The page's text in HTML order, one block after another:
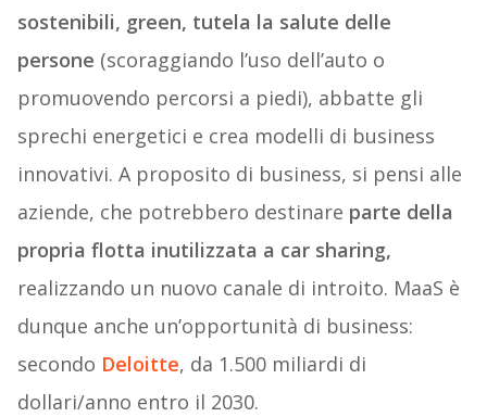
sostenibili, green, tutela la salute delle
persone (scoraggiando l’uso dell’auto o
promuovendo percorsi a piedi), abbatte gli
sprechi energetici e crea modelli di business
innovativi. A proposito di business, si pensi alle
aziende, che potrebbero destinare parte della
propria flotta inutilizzata a car sharing,
realizzando un nuovo canale di introito. MaaS è
dunque anche un’opportunità di business:
secondo Deloitte, da 1.500 miliardi di
dollari/anno entro il 2030.